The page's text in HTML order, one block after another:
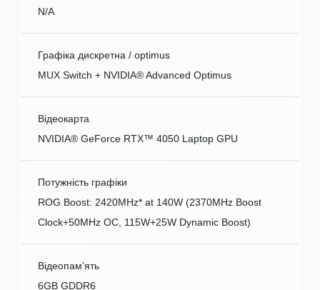
N/A
Графіка дискретна / optimus
MUX Switch + NVIDIA® Advanced Optimus
Відеокарта
NVIDIA® GeForce RTX™ 4050 Laptop GPU
Потужність графіки
ROG Boost: 2420MHz* at 140W (2370MHz Boost
Clock+50MHz OC, 115W+25W Dynamic Boost)
Відеопам’ять
6GB GDDR6